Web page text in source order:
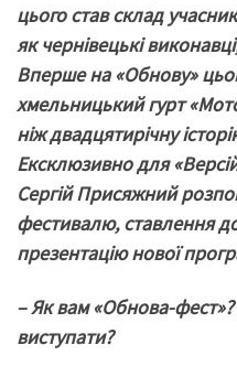
цього став склад
як чернівецькі
Вперше на «Обнову»
хмельницький гурт
ніж двадцятирічну
Ексклюзивно для
Сергій Присяжний
фестивалю, ставлення
презентацію нової
– Як вам «Обнова-
виступати?